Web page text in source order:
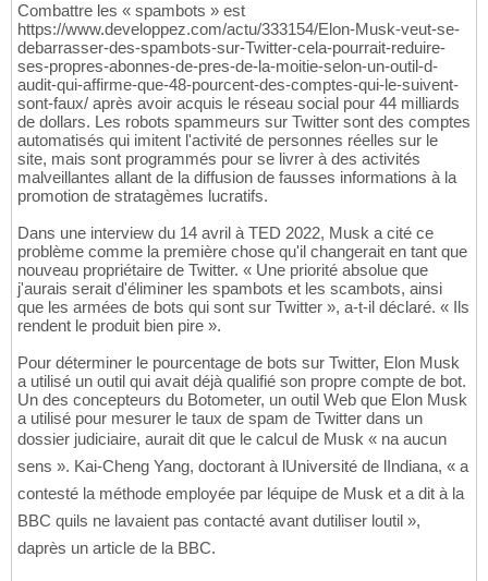
Combattre les « spambots » est
https://www.developpez.com/actu/333154/Elon-Musk-veut-se-
debarrasser-des-spambots-sur-Twitter-cela-pourrait-reduire-
ses-propres-abonnes-de-pres-de-la-moitie-selon-un-outil-d-
audit-qui-affirme-que-48-pourcent-des-comptes-qui-le-suivent-
sont-faux/ après avoir acquis le réseau social pour 44 milliards
de dollars. Les robots spammeurs sur Twitter sont des comptes
automatisés qui imitent l'activité de personnes réelles sur le
site, mais sont programmés pour se livrer à des activités
malveillantes allant de la diffusion de fausses informations à la
promotion de stratagèmes lucratifs.
Dans une interview du 14 avril à TED 2022, Musk a cité ce
problème comme la première chose qu'il changerait en tant que
nouveau propriétaire de Twitter. « Une priorité absolue que
j'aurais serait d'éliminer les spambots et les scambots, ainsi
que les armées de bots qui sont sur Twitter », a-t-il déclaré. « Ils
rendent le produit bien pire ».
Pour déterminer le pourcentage de bots sur Twitter, Elon Musk
a utilisé un outil qui avait déjà qualifié son propre compte de bot.
Un des concepteurs du Botometer, un outil Web que Elon Musk
a utilisé pour mesurer le taux de spam de Twitter dans un
dossier judiciaire, aurait dit que le calcul de Musk « na aucun
sens ». Kai-Cheng Yang, doctorant à lUniversité de lIndiana, « a
contesté la méthode employée par léquipe de Musk et a dit à la
BBC quils ne lavaient pas contacté avant dutiliser loutil »,
daprès un article de la BBC.